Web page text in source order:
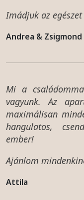
Imádjuk az
Andrea & Zsigmond
Mi a
vagyunk. Az
maximálisan
hangulatos,
ember!
Ajánlom
Attila